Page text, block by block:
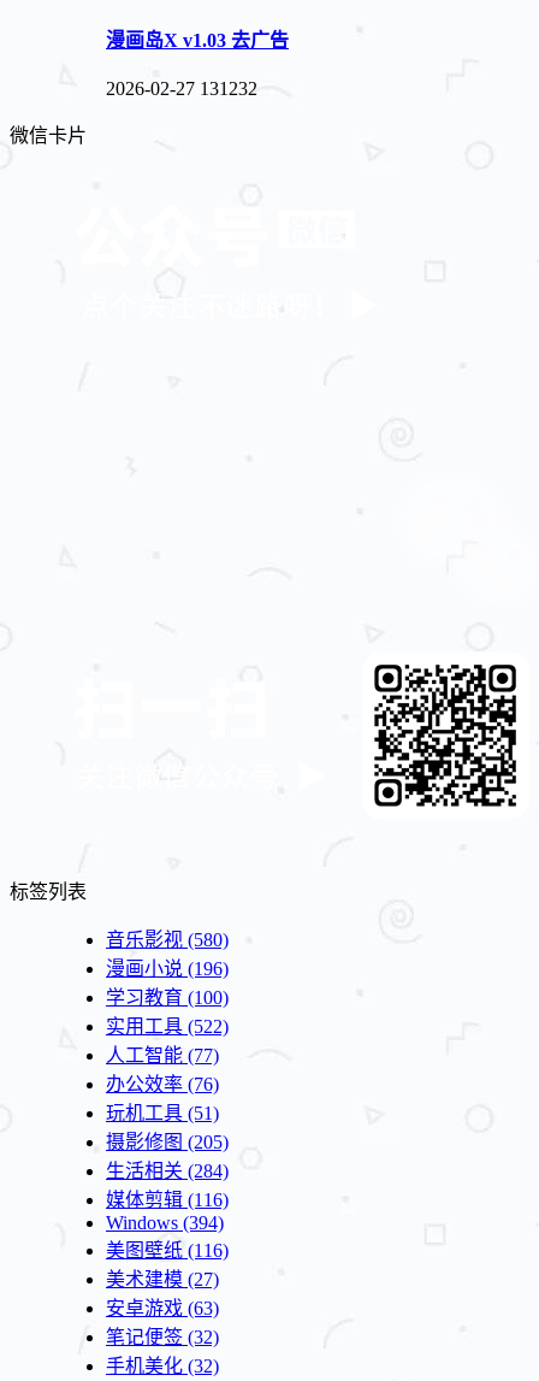
漫画岛X v1.03 去广告
2026-02-27 131232
微信卡片
标签列表
音乐影视 (580)
漫画小说 (196)
学习教育 (100)
实用工具 (522)
人工智能 (77)
办公效率 (76)
玩机工具 (51)
摄影修图 (205)
生活相关 (284)
媒体剪辑 (116)
Windows (394)
美图壁纸 (116)
美术建模 (27)
安卓游戏 (63)
笔记便签 (32)
手机美化 (32)